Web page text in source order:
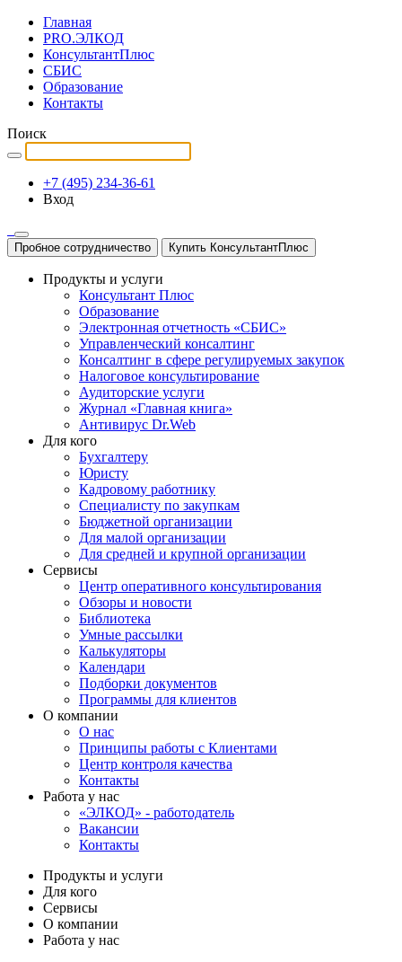
Главная
PRO.ЭЛКОД
КонсультантПлюс
СБИС
Образование
Контакты
Поиск
+7 (495) 234-36-61
Вход
Пробное сотрудничество Купить КонсультантПлюс
Продукты и услуги
Консультант Плюс
Образование
Электронная отчетность «СБИС»
Управленческий консалтинг
Консалтинг в сфере регулируемых закупок
Налоговое консультирование
Аудиторские услуги
Журнал «Главная книга»
Антивирус Dr.Web
Для кого
Бухгалтеру
Юристу
Кадровому работнику
Специалисту по закупкам
Бюджетной организации
Для малой организации
Для средней и крупной организации
Сервисы
Центр оперативного консультирования
Обзоры и новости
Библиотека
Умные рассылки
Калькуляторы
Календари
Подборки документов
Программы для клиентов
О компании
О нас
Принципы работы с Клиентами
Центр контроля качества
Контакты
Работа у нас
«ЭЛКОД» - работодатель
Вакансии
Контакты
Продукты и услуги
Для кого
Сервисы
О компании
Работа у нас